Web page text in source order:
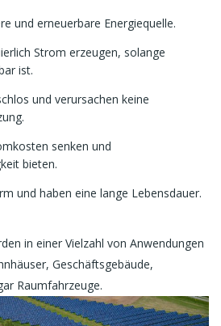
und erneuerbare Energiequelle.
Strom erzeugen, solange
ist.
und verursachen keine
senken und
bieten.
und haben eine lange Lebensdauer.
in einer Vielzahl von Anwendungen
Geschäftsgebäude,
Raumfahrzeuge.